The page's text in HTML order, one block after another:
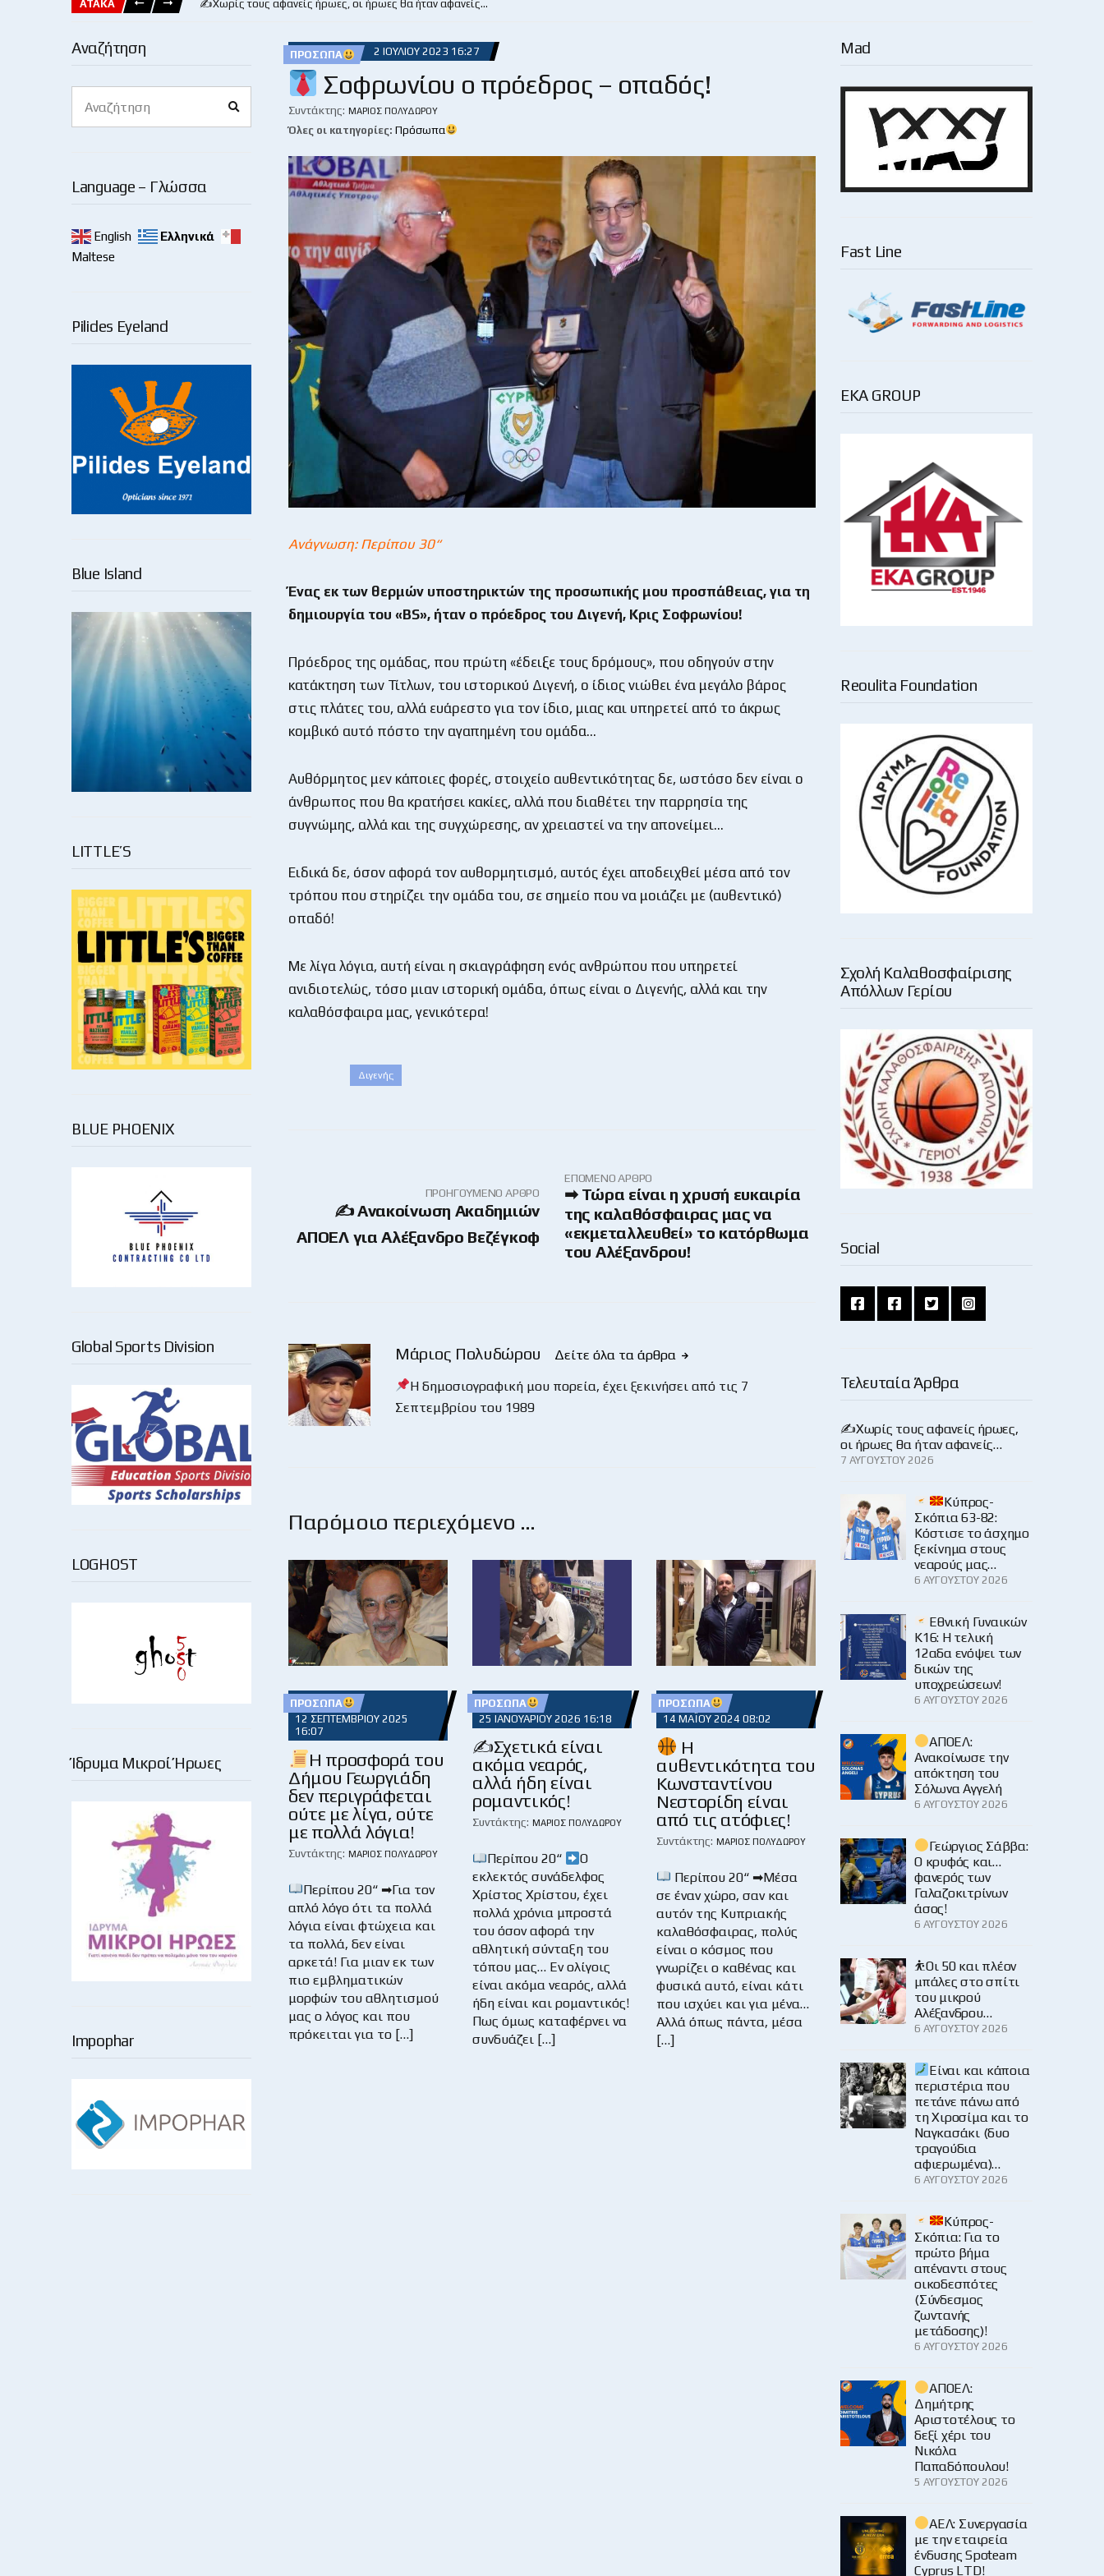
ΑΤΑΚΑ ✍️Χωρίς τους αφανείς ήρωες, οι ήρωες θα ήταν αφανείς…
Αναζήτηση
for:
Language – Γλώσσα
English
Ελληνικά
Maltese
Pilides Eyeland
Blue Island
LITTLE’S
BLUE PHOENIX
Global Sports Division
LOGHOST
Ίδρυμα Μικροί Ήρωες
Impophar
ΠΡΌΣΩΠΑ 2 ΙΟΥΛΊΟΥ 2023 16:27
Σοφρωνίου ο πρόεδρος – οπαδός!
Συντάκτης: ΜΆΡΙΟΣ ΠΟΛΥΔΏΡΟΥ
Όλες οι κατηγορίες: Πρόσωπα
Ανάγνωση: Περίπου 30“
Ένας εκ των θερμών υποστηρικτών της προσωπικής μου προσπάθειας, για τη
δημιουργία του «BS», ήταν ο πρόεδρος του Διγενή, Κρις Σοφρωνίου!
Πρόεδρος της ομάδας, που πρώτη «έδειξε τους δρόμους», που οδηγούν στην
κατάκτηση των Τίτλων, του ιστορικού Διγενή, ο ίδιος νιώθει ένα μεγάλο βάρος
στις πλάτες του, αλλά ευάρεστο για τον ίδιο, μιας και υπηρετεί από το άκρως
κομβικό αυτό πόστο την αγαπημένη του ομάδα…
Αυθόρμητος μεν κάποιες φορές, στοιχείο αυθεντικότητας δε, ωστόσο δεν είναι ο
άνθρωπος που θα κρατήσει κακίες, αλλά που διαθέτει την παρρησία της
συγνώμης, αλλά και της συγχώρεσης, αν χρειαστεί να την απονείμει…
Ειδικά δε, όσον αφορά τον αυθορμητισμό, αυτός έχει αποδειχθεί μέσα από τον
τρόπου που στηρίζει την ομάδα του, σε σημείο που να μοιάζει με (αυθεντικό)
οπαδό!
Με λίγα λόγια, αυτή είναι η σκιαγράφηση ενός ανθρώπου που υπηρετεί
ανιδιοτελώς, τόσο μιαν ιστορική ομάδα, όπως είναι ο Διγενής, αλλά και την
καλαθόσφαιρα μας, γενικότερα!
Διγενής
ΠΡΟΗΓΟΎΜΕΝΟ ΆΡΘΡΟ
✍ Ανακοίνωση Ακαδημιών
ΑΠΟΕΛ για Αλέξανδρο Βεζέγκοφ
ΕΠΌΜΕΝΟ ΆΡΘΡΟ
➡ Τώρα είναι η χρυσή ευκαιρία
της καλαθόσφαιρας μας να
«εκμεταλλευθεί» το κατόρθωμα
του Αλέξανδρου!
Μάριος Πολυδώρου
Δείτε όλα τα άρθρα
Η δημοσιογραφική μου πορεία, έχει ξεκινήσει από τις 7
Σεπτεμβρίου του 1989
Παρόμοιο περιεχόμενο …
ΠΡΌΣΩΠΑ
12 ΣΕΠΤΕΜΒΡΊΟΥ 2025
16:07
Η προσφορά του
Δήμου Γεωργιάδη
δεν περιγράφεται
ούτε με λίγα, ούτε
με πολλά λόγια!
Συντάκτης: ΜΆΡΙΟΣ ΠΟΛΥΔΏΡΟΥ
Περίπου 20“ ➡Για τον
απλό λόγο ότι τα πολλά
λόγια είναι φτώχεια και
τα πολλά, δεν είναι
αρκετά! Για μιαν εκ των
πιο εμβληματικών
μορφών του αθλητισμού
μας ο λόγος και που
πρόκειται για το […]
ΠΡΌΣΩΠΑ
25 ΙΑΝΟΥΑΡΊΟΥ 2026 16:18
✍️Σχετικά είναι
ακόμα νεαρός,
αλλά ήδη είναι
ρομαντικός!
Συντάκτης: ΜΆΡΙΟΣ ΠΟΛΥΔΏΡΟΥ
Περίπου 20“
Ο
εκλεκτός συνάδελφος
Χρίστος Χρίστου, έχει
πολλά χρόνια μπροστά
του όσον αφορά την
αθλητική σύνταξη του
τόπου μας… Εν ολίγοις
είναι ακόμα νεαρός, αλλά
ήδη είναι και ρομαντικός!
Πως όμως καταφέρνει να
συνδυάζει […]
ΠΡΌΣΩΠΑ
14 ΜΑΪ́ΟΥ 2024 08:02
Η
αυθεντικότητα του
Κωνσταντίνου
Νεστορίδη είναι
από τις ατόφιες!
Συντάκτης: ΜΆΡΙΟΣ ΠΟΛΥΔΏΡΟΥ
Περίπου 20“ ➡Μέσα
σε έναν χώρο, σαν και
αυτόν της Κυπριακής
καλαθόσφαιρας, πολύς
είναι ο κόσμος που
γνωρίζει ο καθένας και
φυσικά αυτό, είναι κάτι
που ισχύει και για μένα…
Αλλά όπως πάντα, μέσα
[…]
Mad
Fast Line
EKA GROUP
Reoulita Foundation
Σχολή Καλαθοσφαίρισης
Απόλλων Γερίου
Social
Τελευταία Άρθρα
✍️Χωρίς τους αφανείς ήρωες,
οι ήρωες θα ήταν αφανείς…
7 ΑΥΓΟΎΣΤΟΥ 2026
Κύπρος-
Σκόπια 63-82:
Κόστισε το άσχημο
ξεκίνημα στους
νεαρούς μας…
6 ΑΥΓΟΎΣΤΟΥ 2026
Εθνική Γυναικών
Κ16: Η τελική
12αδα ενόψει των
δικών της
υποχρεώσεων!
6 ΑΥΓΟΎΣΤΟΥ 2026
ΑΠΟΕΛ:
Ανακοίνωσε την
απόκτηση του
Σόλωνα Αγγελή
6 ΑΥΓΟΎΣΤΟΥ 2026
Γεώργιος Σάββα:
Ο κρυφός και…
φανερός των
Γαλαζοκιτρίνων
άσος!
6 ΑΥΓΟΎΣΤΟΥ 2026
⛹️Οι 50 και πλέον
μπάλες στο σπίτι
του μικρού
Αλέξανδρου…
6 ΑΥΓΟΎΣΤΟΥ 2026
Είναι και κάποια
περιστέρια που
πετάνε πάνω από
τη Χιροσίμα και το
Ναγκασάκι (δυο
τραγούδια
αφιερωμένα)…
6 ΑΥΓΟΎΣΤΟΥ 2026
Κύπρος-
Σκόπια: Για το
πρώτο βήμα
απέναντι στους
οικοδεσπότες
(Σύνδεσμος
ζωντανής
μετάδοσης)!
6 ΑΥΓΟΎΣΤΟΥ 2026
ΑΠΟΕΛ:
Δημήτρης
Αριστοτέλους το
δεξί χέρι του
Νικόλα
Παπαδόπουλου!
5 ΑΥΓΟΎΣΤΟΥ 2026
ΑΕΛ: Συνεργασία
με την εταιρεία
ένδυσης Spoteam
Cyprus LTD!